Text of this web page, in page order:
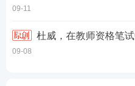
09-11
杜威，在教师资格笔
09-08